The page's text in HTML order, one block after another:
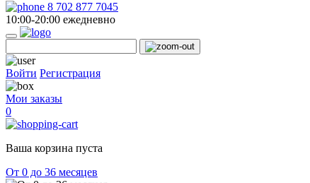
8 702 877 7045
10:00-20:00 ежедневно
Войти Регистрация
Мои заказы
0
Ваша корзина пуста
От 0 до 36 месяцев